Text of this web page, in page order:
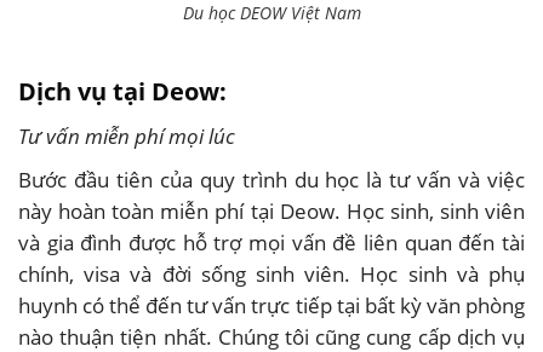
Du học DEOW Việt Nam
Dịch vụ tại Deow:
Tư vấn miễn phí mọi lúc
Bước đầu tiên của quy trình du học là tư vấn và việc
này hoàn toàn miễn phí tại Deow. Học sinh, sinh viên
và gia đình được hỗ trợ mọi vấn đề liên quan đến tài
chính, visa và đời sống sinh viên. Học sinh và phụ
huynh có thể đến tư vấn trực tiếp tại bất kỳ văn phòng
nào thuận tiện nhất. Chúng tôi cũng cung cấp dịch vụ